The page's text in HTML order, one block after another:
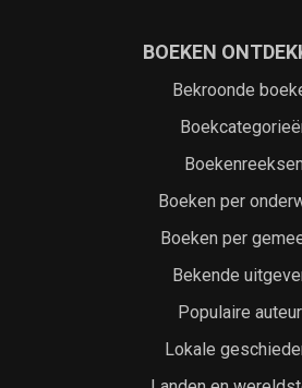
BOEKEN
Bekroonde
Boekenreeksen
Boeken per
Boeken per
Bekende
Populaire
Lokale